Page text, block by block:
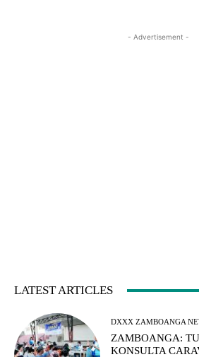
- Advertisement -
LATEST ARTICLES
DXXX ZAMBOANGA
ZAMBOANGA:
KONSULTA